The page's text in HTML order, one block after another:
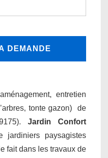
entretien
tonte gazon) de
Jardin Confort
jardiniers paysagistes
fait dans les travaux de